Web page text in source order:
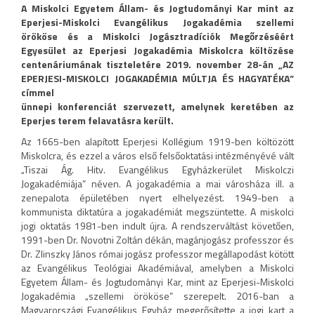
A Miskolci Egyetem Állam- és Jogtudományi Kar mint az
Eperjesi-Miskolci Evangélikus Jogakadémia szellemi
örököse és a Miskolci Jogásztradíciók Megőrzéséért
Egyesület az Eperjesi Jogakadémia Miskolcra költözése
centenáriumának tiszteletére 2019. november 28-án „AZ
EPERJESI-MISKOLCI JOGAKADÉMIA MÚLTJA ÉS HAGYATÉKA”
címmel
ünnepi konferenciát szervezett, amelynek keretében az
Eperjes terem felavatásra került.
Az 1665-ben alapított Eperjesi Kollégium 1919-ben költözött
Miskolcra, és ezzel a város első felsőoktatási intézményévé vált
„Tiszai Ág. Hitv. Evangélikus Egyházkerület Miskolczi
Jogakadémiája” néven. A jogakadémia a mai városháza ill. a
zenepalota épületében nyert elhelyezést. 1949-ben a
kommunista diktatúra a jogakadémiát megszüntette. A miskolci
jogi oktatás 1981-ben indult újra. A rendszerváltást követően,
1991-ben Dr. Novotni Zoltán dékán, magánjogász professzor és
Dr. Zlinszky János római jogász professzor megállapodást kötött
az Evangélikus Teológiai Akadémiával, amelyben a Miskolci
Egyetem Állam- és Jogtudományi Kar, mint az Eperjesi-Miskolci
Jogakadémia „szellemi örököse” szerepelt. 2016-ban a
Magyarországi Evangélikus Egyház megerősítette a jogi kart a